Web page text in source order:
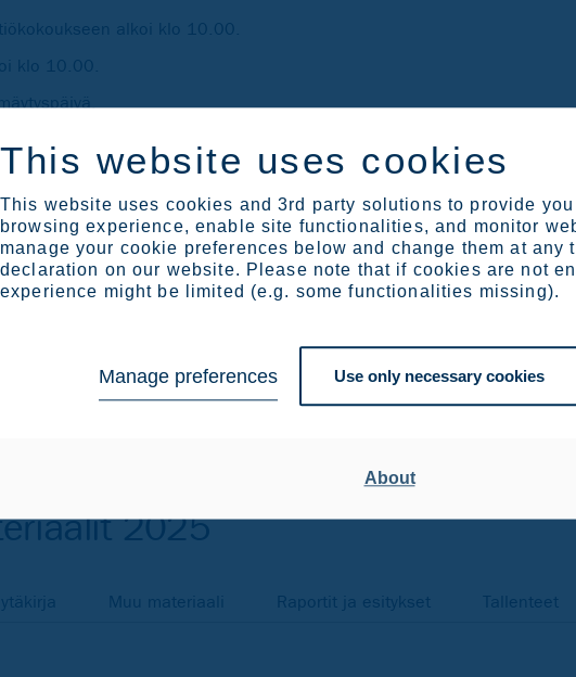
This website uses cookies
This website uses cookies and 3rd party solutions to provide
browsing experience, enable site functionalities, and monitor
manage your cookie preferences below and change them at any
declaration on our website. Please note that if cookies are not
experience might be limited (e.g. some functionalities missing).
Manage preferences Use only necessary cookies
About
alkoi klo 10.00.
klo 10.00.
päättyivät klo 16.00.
13.00.
erän täsmäytyspäivä.
erän maksupäivä.
erän täsmäytyspäivä.
erän maksupäivä.
2025
Muu materiaali Raportit ja esitykset Tallenteet